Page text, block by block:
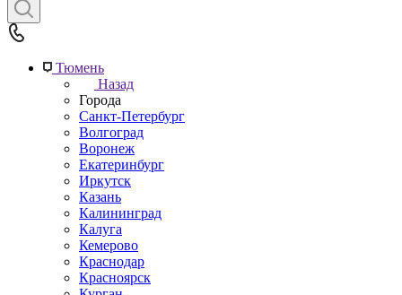
Тюмень
Назад
Города
Санкт-Петербург
Волгоград
Воронеж
Екатеринбург
Иркутск
Казань
Калининград
Калуга
Кемерово
Краснодар
Красноярск